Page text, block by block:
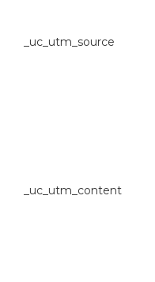
_uc_utm_source
_uc_utm_content